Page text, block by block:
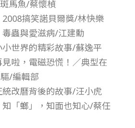
馬魚/蔡懷楨
搞笑諾貝爾獎/林快樂
蟲與愛滋病/江建勳
世界的精彩故事/蘇逸平
啦，電磁恐慌！／典型在
/編輯部
改曆背後的故事/汪小虎
「螂」，知面也知心/蔡任